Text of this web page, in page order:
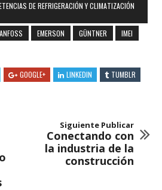
DE REFRIGERACIÓN Y CLIMATIZACIÓN
EMERSON GÜNTNER
IMEI
GOOGLE+ LINKEDIN
TUMBLR
Siguiente Publicar
Conectando con
la industria de la
construcción